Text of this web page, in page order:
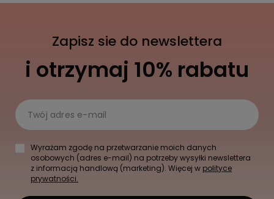
Zapisz sie do newslettera
i otrzymaj 10% rabatu
Twój adres e-mail
Wyrażam zgodę na przetwarzanie moich danych
osobowych (adres e-mail) na potrzeby wysyłki newslettera
z informacją handlową (marketing). Więcej w polityce
prywatności.